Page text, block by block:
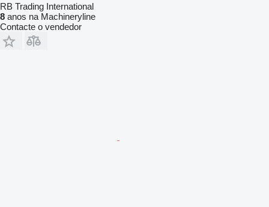
RB Trading International
8 anos na Machineryline
Contacte o vendedor